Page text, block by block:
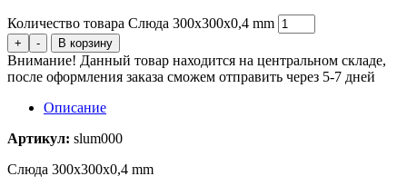
Количество товара Слюда 300x300х0,4 mm
+ - В корзину
Внимание! Данный товар находится на центральном складе,
после оформления заказа сможем отправить через 5-7 дней
Описание
Артикул: slum000
Слюда 300x300x0,4 mm